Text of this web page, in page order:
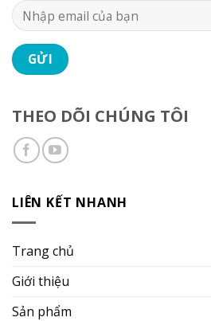
THEO DÕI CHÚNG TÔI
LIÊN KẾT NHANH
Trang chủ
Giới thiệu
Sản phẩm